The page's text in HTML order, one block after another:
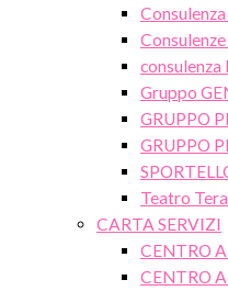
consulenza
Gruppo
GRUPPO
GRUPPO
Teatro
CARTA SERVIZI
CENTRO
CENTRO